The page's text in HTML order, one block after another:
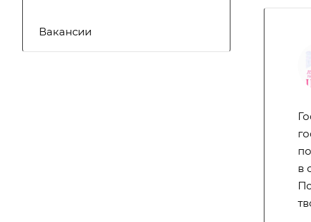
в
Вакансии